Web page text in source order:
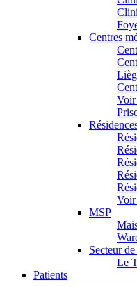
Centres
MSP
Secteur
Le
Patients